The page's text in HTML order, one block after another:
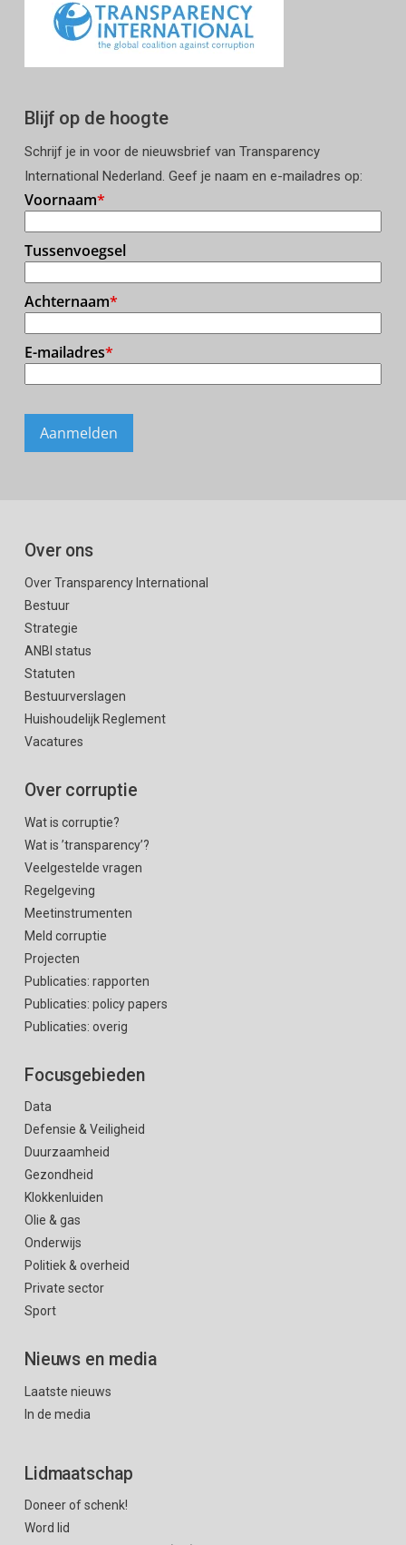
Blijf op de hoogte
Schrijf je in voor de nieuwsbrief van Transparency
International Nederland. Geef je naam en e-mailadres op:
Over ons
Over Transparency International
Bestuur
Strategie
ANBI status
Statuten
Bestuurverslagen
Huishoudelijk Reglement
Vacatures
Over corruptie
Wat is corruptie?
Wat is ’transparency’?
Veelgestelde vragen
Regelgeving
Meetinstrumenten
Meld corruptie
Projecten
Publicaties: rapporten
Publicaties: policy papers
Publicaties: overig
Focusgebieden
Data
Defensie & Veiligheid
Duurzaamheid
Gezondheid
Klokkenluiden
Olie & gas
Onderwijs
Politiek & overheid
Private sector
Sport
Nieuws en media
Laatste nieuws
In de media
Lidmaatschap
Doneer of schenk!
Word lid